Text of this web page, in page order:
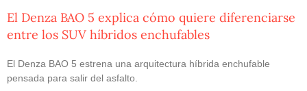
El Denza BAO 5 explica cómo quiere diferenciarse
entre los SUV híbridos enchufables
El Denza BAO 5 estrena una arquitectura híbrida enchufable
pensada para salir del asfalto.